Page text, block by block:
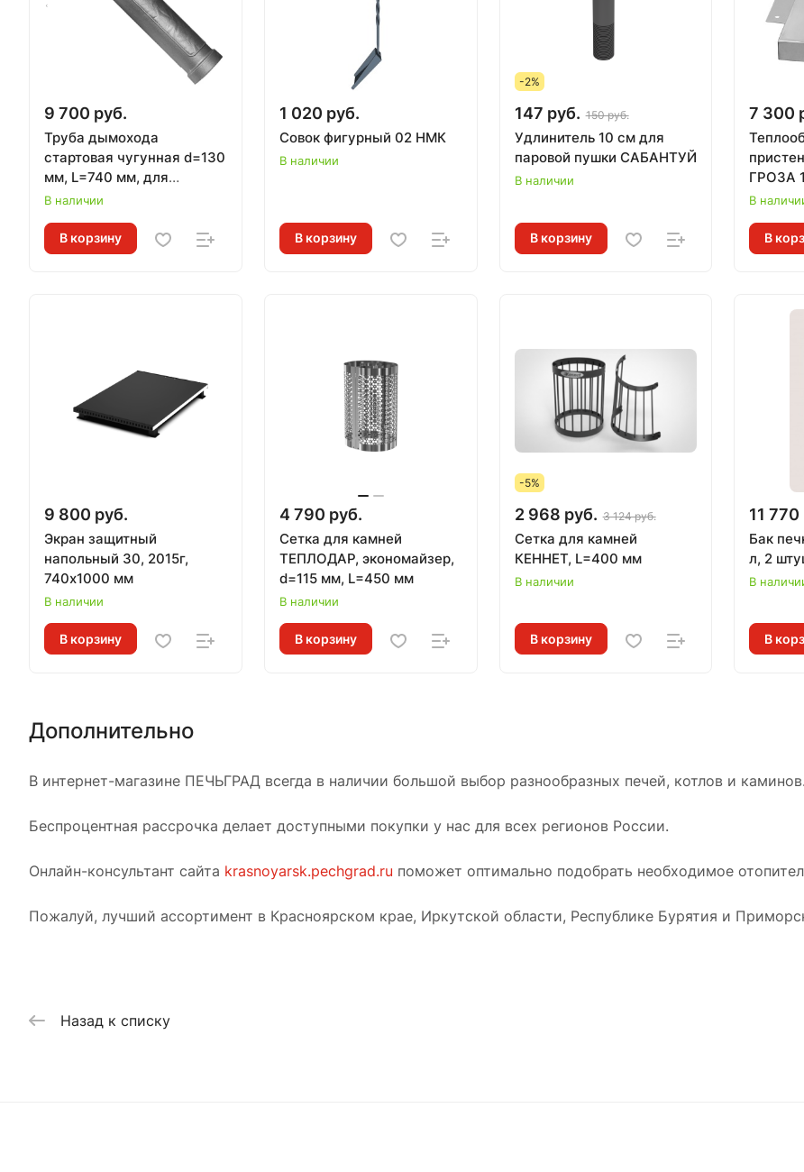
9 700 руб.
Труба дымохода
стартовая чугунная d=130
мм, L=740 мм, для
каминов, черная
В наличии
В корзину
1 020 руб.
Совок фигурный 02 НМК
В наличии
В корзину
-2%
147 руб. 150 руб.
Удлинитель 10 см для
паровой пушки САБАНТУЙ
В наличии
В корзину
7 300
ГРОЗА
В
В
9 800 руб.
Экран защитный
напольный 30, 2015г,
740х1000 мм
В наличии
В корзину
4 790 руб.
Сетка для камней
ТЕПЛОДАР, экономайзер,
d=115 мм, L=450 мм
В наличии
В корзину
-5%
2 968 руб. 3 124 руб.
Сетка для камней
КЕННЕТ, L=400 мм
В наличии
В корзину
11 770
Бак
л, 2
В
В
Дополнительно
В интернет-магазине ПЕЧЬГРАД всегда в наличии большой выбор разнообразных печей, котлов и каминов.
Беспроцентная рассрочка делает доступными покупки у нас для всех регионов России.
Онлайн-консультант сайта krasnoyarsk.pechgrad.ru поможет оптимально подобрать необходимое
Пожалуй, лучший ассортимент в Красноярском крае, Иркутской области, Республике Бурятия и
Назад к списку